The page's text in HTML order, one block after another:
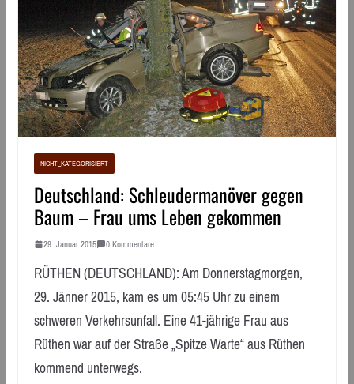
NICHT_KATEGORISIERT
Deutschland: Schleudermanöver gegen
Baum – Frau ums Leben gekommen
29. Januar 2015 0 Kommentare
RÜTHEN (DEUTSCHLAND): Am Donnerstagmorgen,
29. Jänner 2015, kam es um 05:45 Uhr zu einem
schweren Verkehrsunfall. Eine 41-jährige Frau aus
Rüthen war auf der Straße „Spitze Warte“ aus Rüthen
kommend unterwegs.